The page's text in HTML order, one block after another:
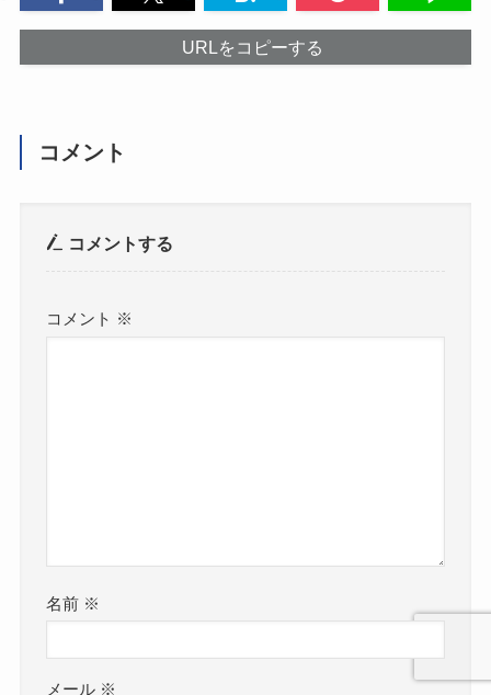
URLをコピーする
コメント
コメントする
コメント ※
名前 ※
メール ※